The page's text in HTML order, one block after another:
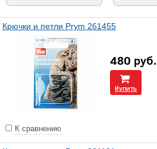
Крючки и петли Prym 261455
480 руб.
Купить
К сравнению